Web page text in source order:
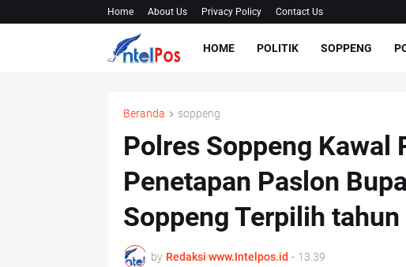
Home About Us Privacy Policy Contact Us
HOME POLITIK SOPPENG
Beranda soppeng
Polres Soppeng Kawal
Penetapan Paslon
Soppeng Terpilih
by Redaksi www.Intelpos.id - 13.39